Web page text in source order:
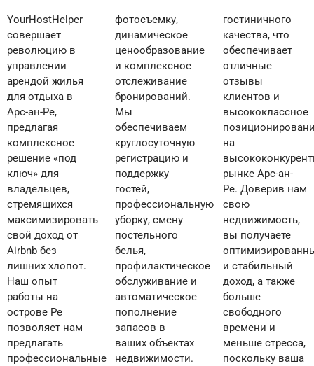
YourHostHelper
совершает
революцию в
управлении
арендой жилья
для отдыха в
Арс-ан-Ре,
предлагая
комплексное
решение «под
ключ» для
владельцев,
стремящихся
максимизировать
свой доход от
Airbnb без
лишних хлопот.
Наш опыт
работы на
острове Ре
позволяет нам
предлагать
профессиональные
фотосъемку,
динамическое
ценообразование
и комплексное
отслеживание
бронирований.
Мы
обеспечиваем
круглосуточную
регистрацию и
поддержку
гостей,
профессиональную
уборку, смену
постельного
белья,
профилактическое
обслуживание и
автоматическое
пополнение
запасов в
ваших объектах
недвижимости.
гостиничного
качества, что
обеспечивает
отличные
отзывы
клиентов и
высококлассное
позиционирование
на
высококонкурентном
рынке Арс-ан-
Ре. Доверив нам
свою
недвижимость,
вы получаете
оптимизированный
и стабильный
доход, а также
больше
свободного
времени и
меньше стресса,
поскольку ваша